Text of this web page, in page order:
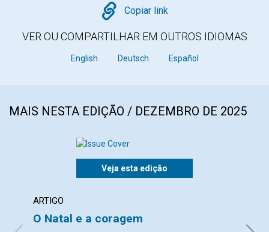
Copy
Copiar link
VER OU COMPARTILHAR EM OUTROS IDIOMAS
English Deutsch Español
MAIS NESTA EDIÇÃO / DEZEMBRO DE 2025
Veja esta edição
ARTIGO
O Natal e a coragem